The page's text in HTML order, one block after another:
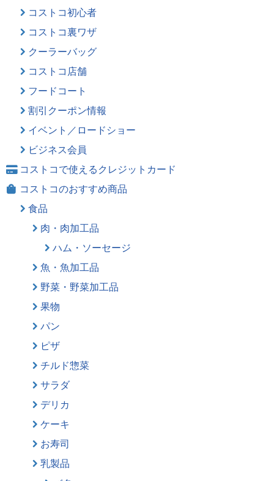
コストコ初心者
コストコ裏ワザ
クーラーバッグ
コストコ店舗
フードコート
割引クーポン情報
イベント／ロードショー
ビジネス会員
コストコで使えるクレジットカード
コストコのおすすめ商品
食品
肉・肉加工品
ハム・ソーセージ
魚・魚加工品
野菜・野菜加工品
果物
パン
ピザ
チルド惣菜
サラダ
デリカ
ケーキ
お寿司
乳製品